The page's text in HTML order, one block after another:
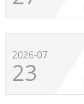
2026-07
23